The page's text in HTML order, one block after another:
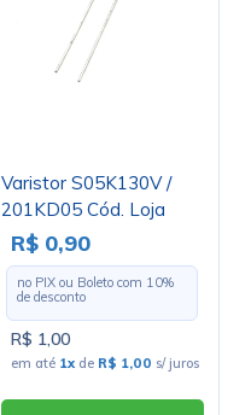
Varistor S05K130V /
201KD05 Cód. Loja
3325
R$ 0,90
no PIX ou Boleto com 10%
de desconto
R$ 1,00
em até 1x de R$ 1,00 s/ juros